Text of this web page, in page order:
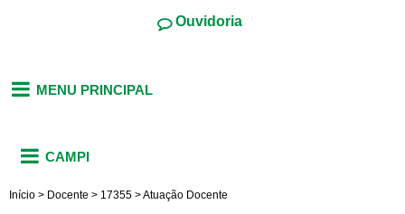
Ouvidoria
MENU PRINCIPAL
CAMPI
Início > Docente > 17355 >Atuação Docente